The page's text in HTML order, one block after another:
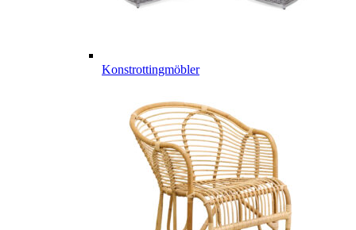
Konstrottingmöbler